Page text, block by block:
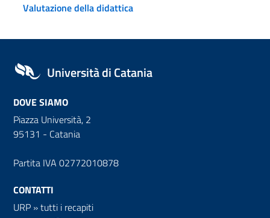
Valutazione della didattica
Università di Catania
DOVE SIAMO
Piazza Università, 2
95131 - Catania
Partita IVA 02772010878
CONTATTI
URP »tutti i recapiti